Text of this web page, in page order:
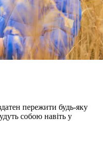
пережити будь-яку
собою навіть у